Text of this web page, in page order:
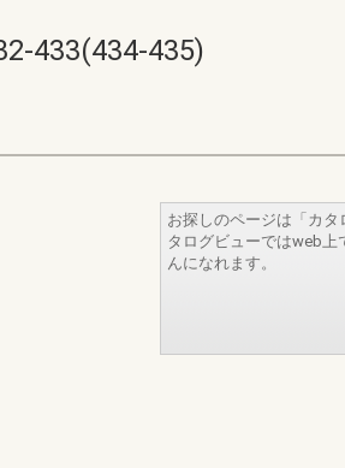
433(434-435)
お探しのページは「カ
タログビューではweb上
んになれます。